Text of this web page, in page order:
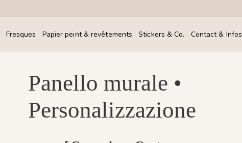
Fresques Papier peint & revêtements Stickers & Co. Contact & Infos
Panello murale •
Personalizzazione